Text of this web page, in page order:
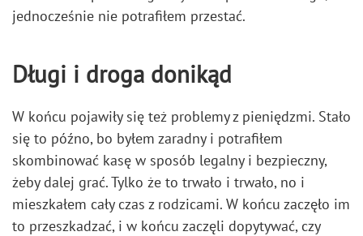
jednocześnie nie potrafiłem przestać.
Długi i droga donikąd
W końcu pojawiły się też problemy z pieniędzmi. Stało
się to późno, bo byłem zaradny i potrafiłem
skombinować kasę w sposób legalny i bezpieczny,
żeby dalej grać. Tylko że to trwało i trwało, no i
mieszkałem cały czas z rodzicami. W końcu zaczęło im
to przeszkadzać, i w końcu zaczęli dopytywać, czy